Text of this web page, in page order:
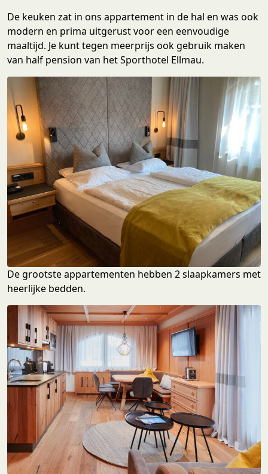
De keuken zat in ons appartement in de hal en was ook
modern en prima uitgerust voor een eenvoudige
maaltijd. Je kunt tegen meerprijs ook gebruik maken
van half pension van het Sporthotel Ellmau.
De grootste appartementen hebben 2 slaapkamers met
heerlijke bedden.